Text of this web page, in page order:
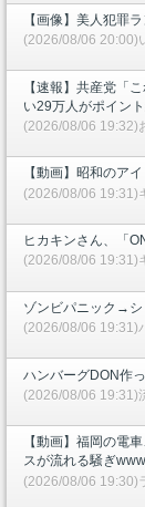
【画像】美人犯罪
(2026/08/06 20:00)
【速報】共産党「
い29万人がポイン
(2026/08/06 19:32)
【動画】昭和のア
(2026/08/06 19:31)
ヒカキンさん、「
(2026/08/06 19:31)
ゾンビパニック→シ
(2026/08/06 19:31)
ハンバーグDON作
(2026/08/06 19:31)
【動画】福岡の電
スが流れる騒ぎ
(2026/08/06 19:30)